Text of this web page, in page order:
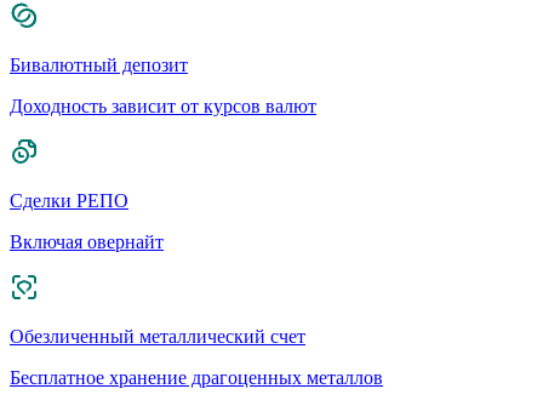
Бивалютный депозит
Доходность зависит от курсов валют
Сделки РЕПО
Включая овернайт
Обезличенный металлический счет
Бесплатное хранение драгоценных металлов